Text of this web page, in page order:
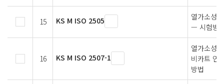
15 KS M ISO 2505
열가소성
— 시험방
16 KS M ISO 2507-1
열가소성
비카트 연
방법